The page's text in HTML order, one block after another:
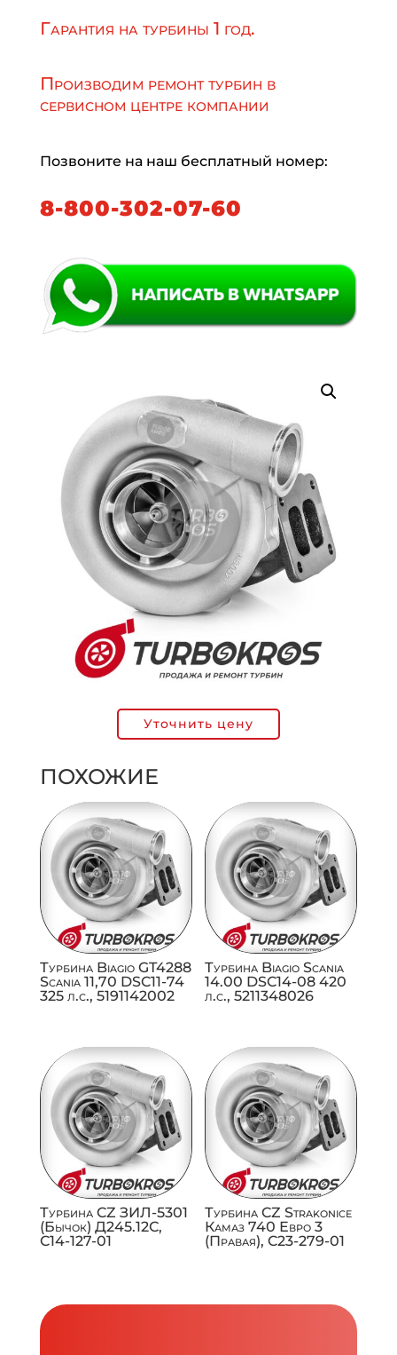
Гарантия на турбины 1 год.
Производим ремонт турбин в
сервисном центре компании
Позвоните на наш бесплатный номер:
8-800-302-07-60
Уточнить цену
ПОХОЖИЕ
Турбина Biagio GT4288
Scania 11,70 DSC11-74
325 л.с., 5191142002
Турбина Biagio Scania
14.00 DSC14-08 420
л.с., 5211348026
Турбина CZ ЗИЛ-5301
(Бычок) Д245.12С,
C14-127-01
Турбина CZ Strakonice
Камаз 740 Евро 3
(Правая), C23-279-01